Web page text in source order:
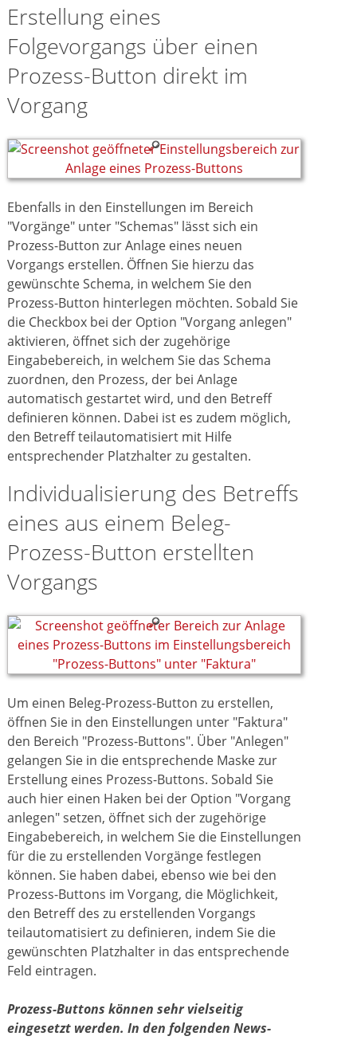
Erstellung eines
Folgevorgangs über einen
Prozess-Button direkt im
Vorgang
Ebenfalls in den Einstellungen im Bereich
"Vorgänge" unter "Schemas" lässt sich ein
Prozess-Button zur Anlage eines neuen
Vorgangs erstellen. Öffnen Sie hierzu das
gewünschte Schema, in welchem Sie den
Prozess-Button hinterlegen möchten. Sobald Sie
die Checkbox bei der Option "Vorgang anlegen"
aktivieren, öffnet sich der zugehörige
Eingabebereich, in welchem Sie das Schema
zuordnen, den Prozess, der bei Anlage
automatisch gestartet wird, und den Betreff
definieren können. Dabei ist es zudem möglich,
den Betreff teilautomatisiert mit Hilfe
entsprechender Platzhalter zu gestalten.
Individualisierung des Betreffs
eines aus einem Beleg-
Prozess-Button erstellten
Vorgangs
Um einen Beleg-Prozess-Button zu erstellen,
öffnen Sie in den Einstellungen unter "Faktura"
den Bereich "Prozess-Buttons". Über "Anlegen"
gelangen Sie in die entsprechende Maske zur
Erstellung eines Prozess-Buttons. Sobald Sie
auch hier einen Haken bei der Option "Vorgang
anlegen" setzen, öffnet sich der zugehörige
Eingabebereich, in welchem Sie die Einstellungen
für die zu erstellenden Vorgänge festlegen
können. Sie haben dabei, ebenso wie bei den
Prozess-Buttons im Vorgang, die Möglichkeit,
den Betreff des zu erstellenden Vorgangs
teilautomatisiert zu definieren, indem Sie die
gewünschten Platzhalter in das entsprechende
Feld eintragen.
Prozess-Buttons können sehr vielseitig
eingesetzt werden. In den folgenden News-